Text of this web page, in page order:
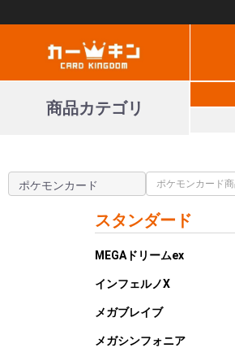
商品カテゴリ
スタンダード
MEGAドリームex
インフェルノX
メガブレイブ
メガシンフォニア